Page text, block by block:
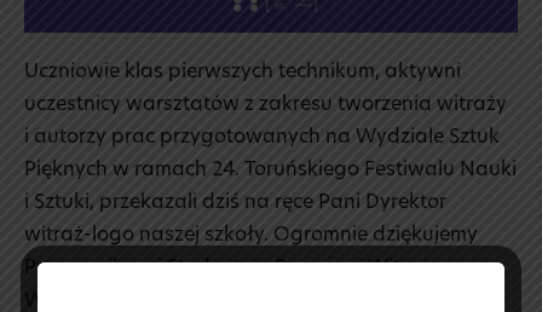
Uczniowie klas pierwszych technikum, aktywni
uczestnicy warsztatów z zakresu tworzenia witraży
i autorzy prac przygotowanych na Wydziale Sztuk
Pięknych w ramach 24. Toruńskiego Festiwalu Nauki
i Sztuki, przekazali dziś na ręce Pani Dyrektor
witraż-logo naszej szkoły. Ogromnie dziękujemy
Pracownikom i Studentom Pracowni Witrażu
Wydziału Sztuk Pięknych UMK za wspaniałą